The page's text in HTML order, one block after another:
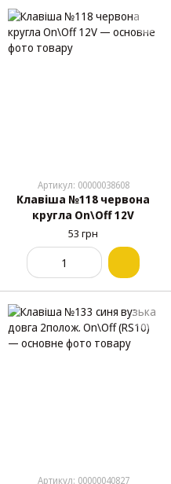
Артикул: 00000038608
Клавіша №118 червона
кругла On\Off 12V
53 грн
Артикул: 00000040827